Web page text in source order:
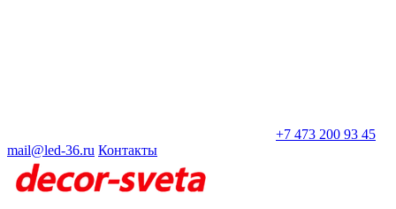
+7 473 200 93 45
mail@led-36.ru Контакты